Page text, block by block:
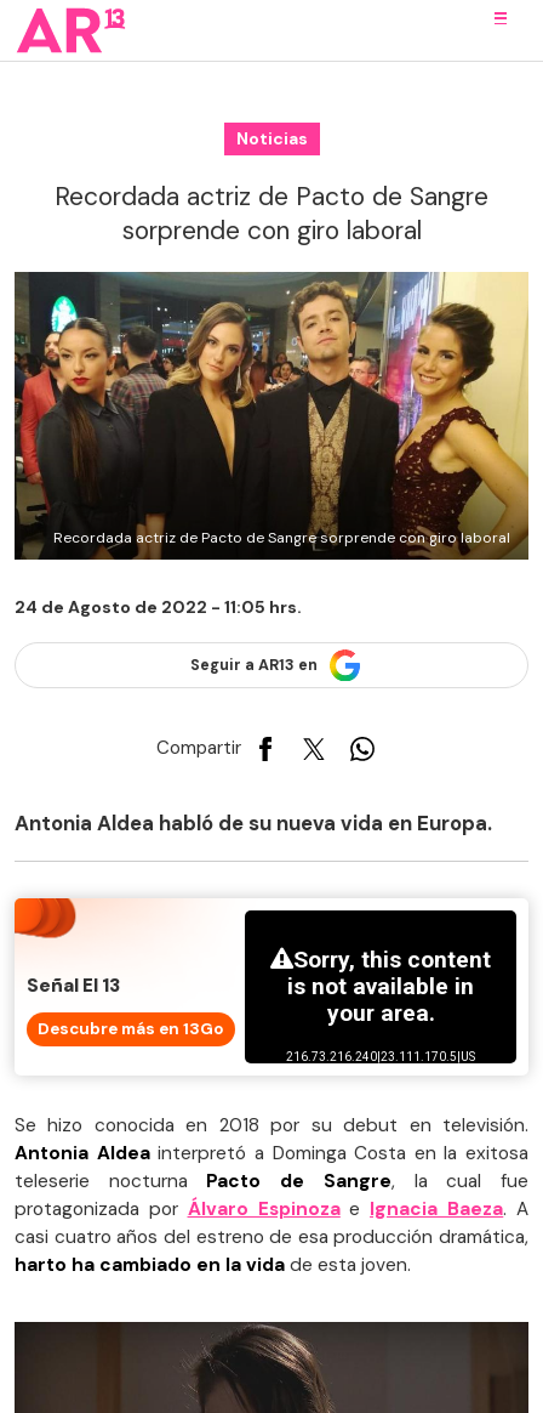
Noticias
Recordada actriz de Pacto de Sangre
sorprende con giro laboral
Recordada actriz de Pacto de Sangre sorprende con giro laboral
24 de Agosto de 2022 - 11:05 hrs.
Seguir a AR13 en
Compartir
Antonia Aldea habló de su nueva vida en Europa.
Señal El 13
Descubre más en 13Go
Se hizo conocida en 2018 por su debut en televisión.
Antonia Aldeainterpretó a Dominga Costa en la exitosa
teleserie nocturna Pacto de Sangre, la cual fue
protagonizada por Álvaro Espinozae Ignacia Baeza. A
casi cuatro años del estreno de esa producción dramática,
harto ha cambiado en la vida de esta joven.